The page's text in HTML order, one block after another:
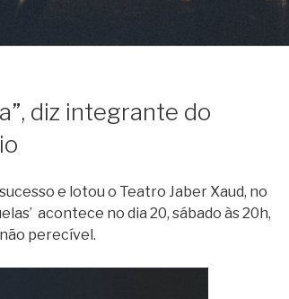
diz integrante do
e lotou o Teatro Jaber Xaud, no
acontece no dia 20, sábado às 20h,
perecível.